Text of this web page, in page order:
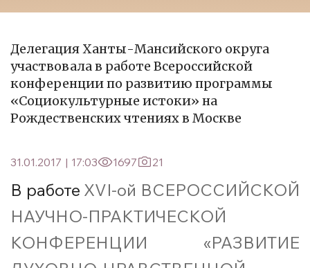
Делегация Ханты-Мансийского округа
участвовала в работе Всероссийской
конференции по развитию программы
«Социокультурные истоки» на
Рождественских чтениях в Москве
31.01.2017 | 17:03 1697 21
В работе XVI-ой ВСЕРОССИЙСКОЙ
НАУЧНО-ПРАКТИЧЕСКОЙ
КОНФЕРЕНЦИИ «РАЗВИТИЕ